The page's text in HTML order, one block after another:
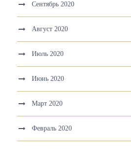
Сентябрь 2020
Август 2020
Июль 2020
Июнь 2020
Март 2020
Февраль 2020